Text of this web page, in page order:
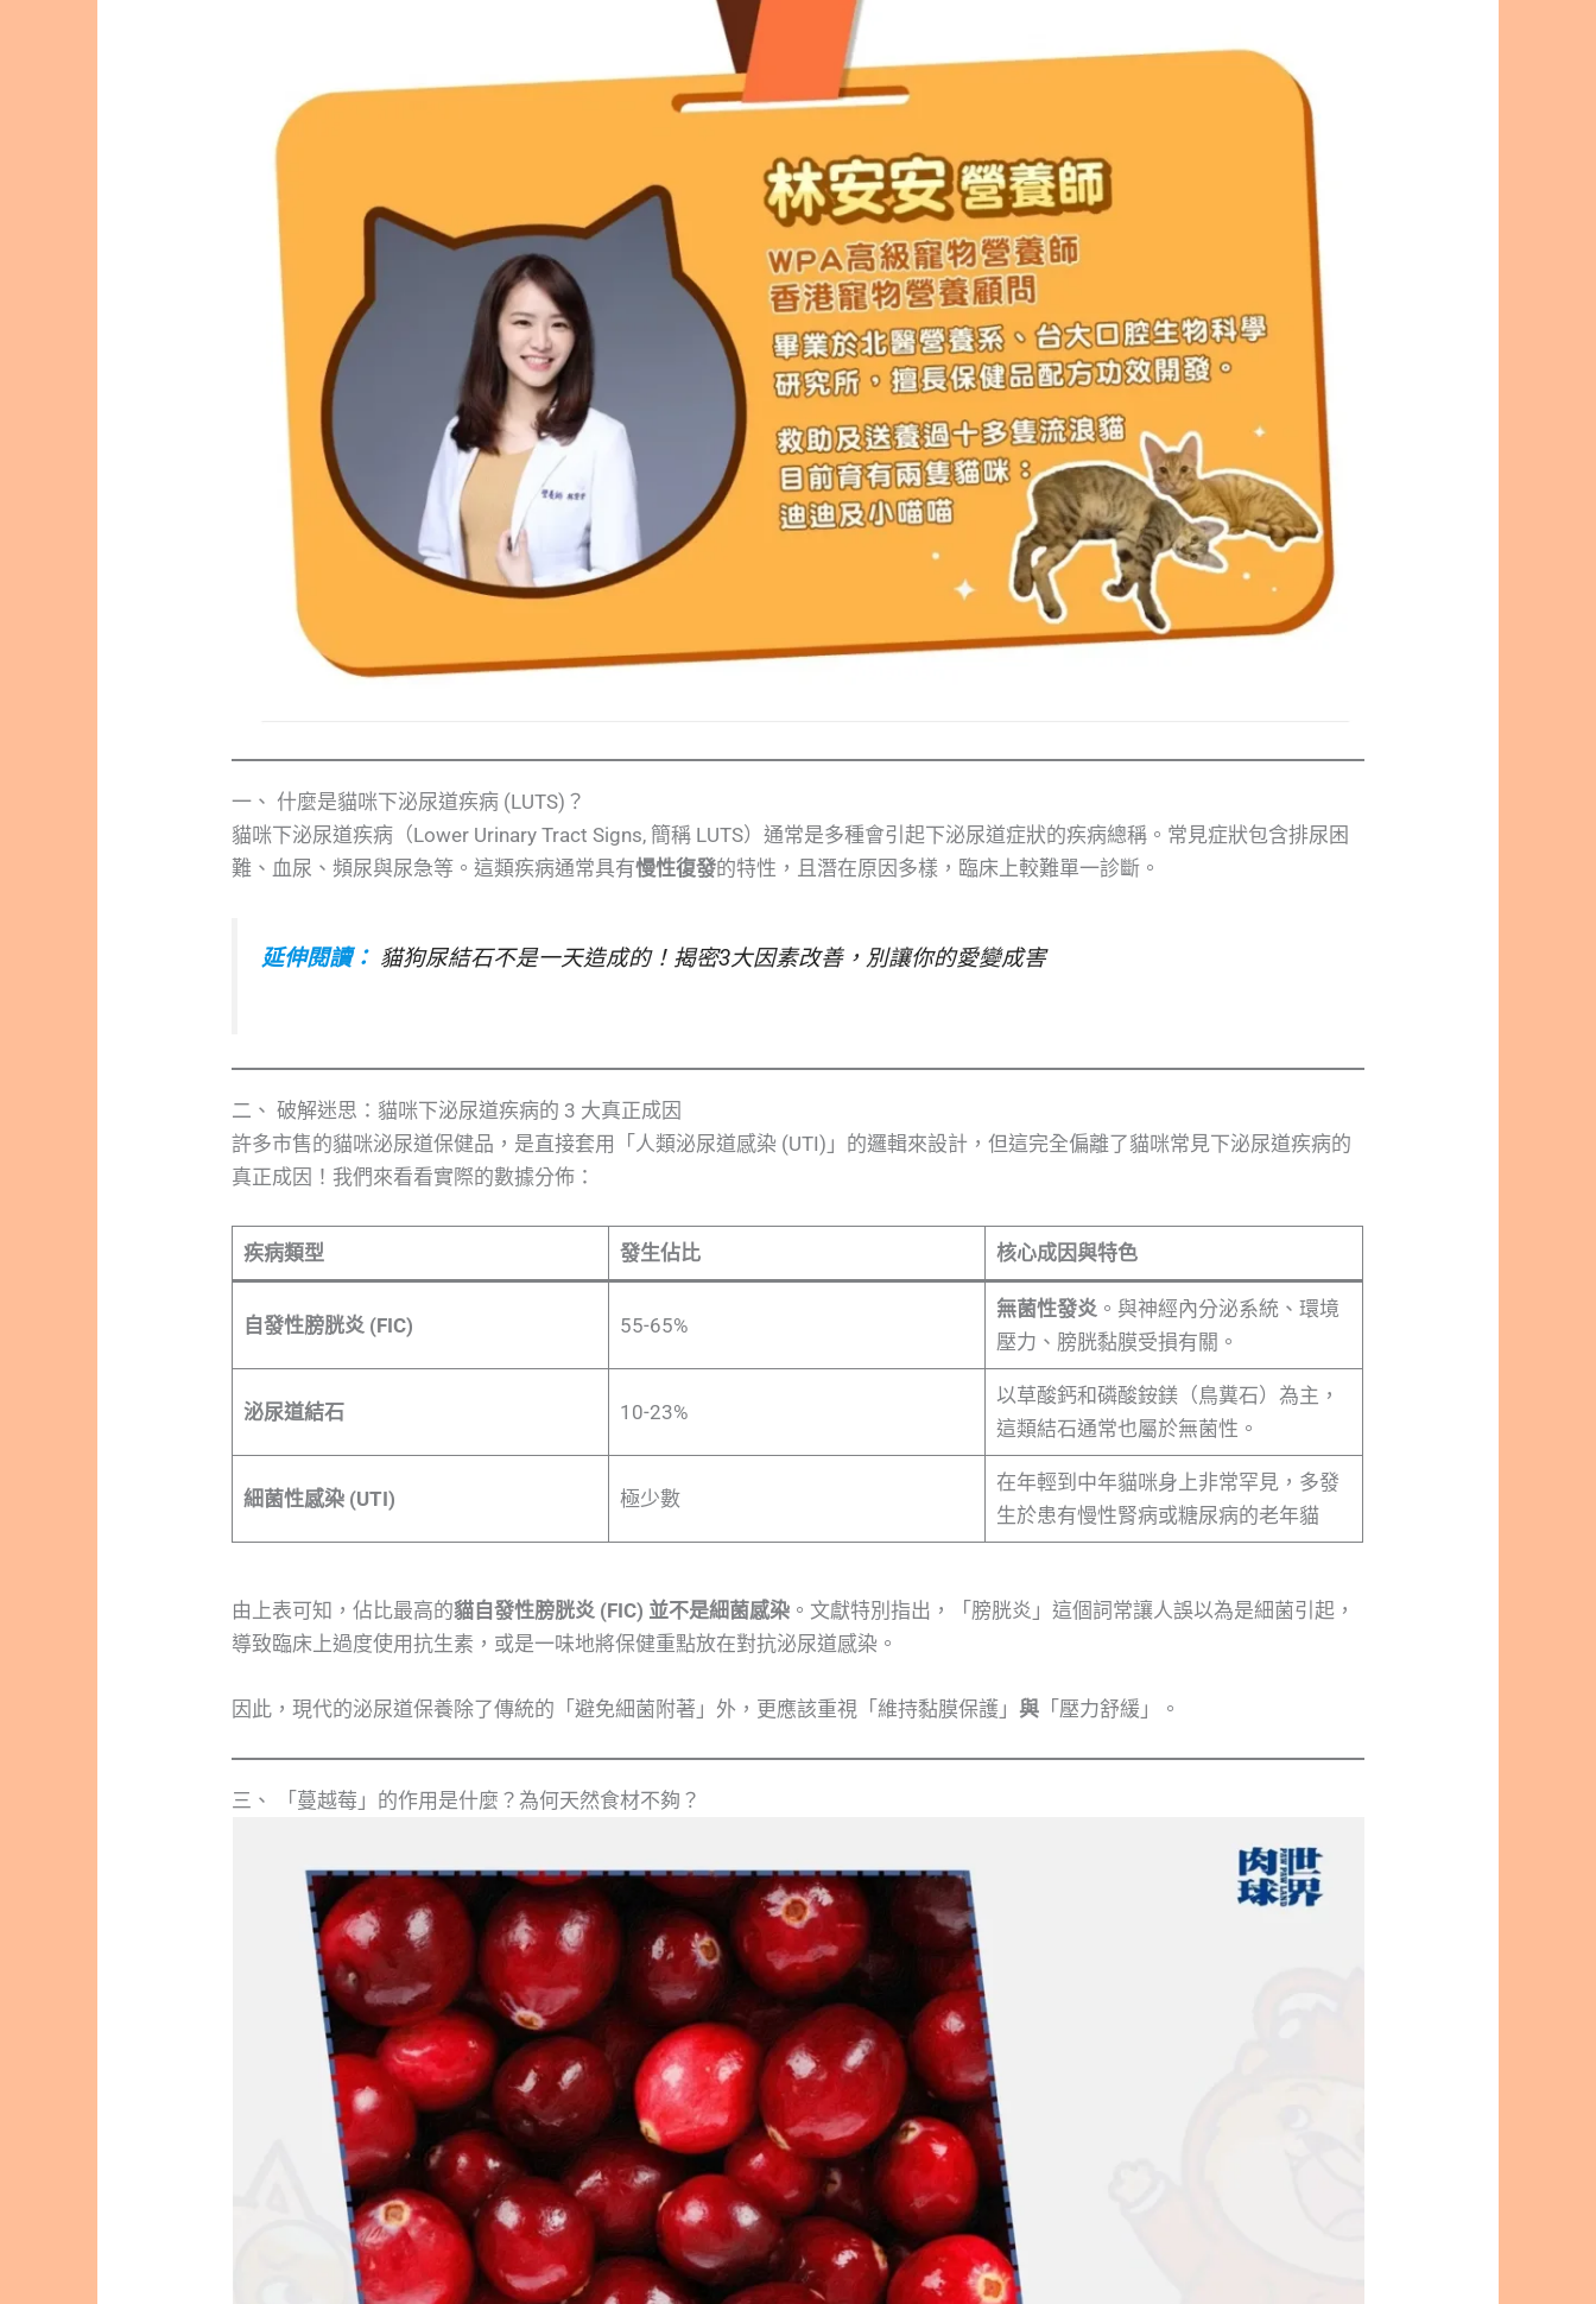
一、 什麼是貓咪下泌尿道疾病 (LUTS)？
貓咪下泌尿道疾病（Lower Urinary Tract Signs, 簡稱 LUTS）通常是多種會引起下泌尿道症狀的疾病總稱。常見症狀包含排尿困
難、血尿、頻尿與尿急等。這類疾病通常具有慢性復發的特性，且潛在原因多樣，臨床上較難單一診斷。
延伸閱讀： 貓狗尿結石不是一天造成的！揭密3大因素改善，別讓你的愛變成害
二、 破解迷思：貓咪下泌尿道疾病的 3 大真正成因
許多市售的貓咪泌尿道保健品，是直接套用「人類泌尿道感染 (UTI)」的邏輯來設計，但這完全偏離了貓咪常見下泌尿道疾病的
真正成因！我們來看看實際的數據分佈：
疾病類型 發生佔比 核心成因與特色
自發性膀胱炎 (FIC) 55-65%
無菌性發炎。與神經內分泌系統、環境
壓力、膀胱黏膜受損有關。
泌尿道結石 10-23%
以草酸鈣和磷酸銨鎂（鳥糞石）為主，
這類結石通常也屬於無菌性。
細菌性感染 (UTI) 極少數
在年輕到中年貓咪身上非常罕見，多發
生於患有慢性腎病或糖尿病的老年貓
由上表可知，佔比最高的貓自發性膀胱炎 (FIC) 並不是細菌感染 。文獻特別指出，「膀胱炎」這個詞常讓人誤以為是細菌引起，
導致臨床上過度使用抗生素，或是一味地將保健重點放在對抗泌尿道感染。
因此，現代的泌尿道保養除了傳統的「避免細菌附著」外，更應該重視「維持黏膜保護」與 「壓力舒緩」。
三、 「蔓越莓」的作用是什麼？為何天然食材不夠？